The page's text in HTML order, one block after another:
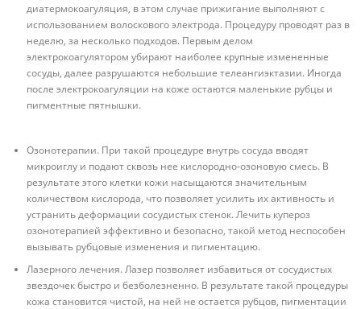
диатермокоагуляция, в этом случае прижигание выполняют с
использованием волоскового электрода. Процедуру проводят раз в
неделю, за несколько подходов. Первым делом
электрокоагулятором убирают наиболее крупные измененные
сосуды, далее разрушаются небольшие телеангиэктазии. Иногда
после электрокоагуляции на коже остаются маленькие рубцы и
пигментные пятнышки.
Озонотерапии. При такой процедуре внутрь сосуда вводят
микроиглу и подают сквозь нее кислородно-озоновую смесь. В
результате этого клетки кожи насыщаются значительным
количеством кислорода, что позволяет усилить их активность и
устранить деформации сосудистых стенок. Лечить купероз
озонотерапией эффективно и безопасно, такой метод неспособен
вызывать рубцовые изменения и пигментацию.
Лазерного лечения. Лазер позволяет избавиться от сосудистых
звездочек быстро и безболезненно. В результате такой процедуры
кожа становится чистой, на ней не остается рубцов, пигментации